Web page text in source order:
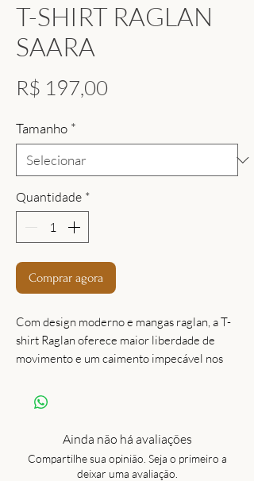
T-SHIRT RAGLAN
SAARA
R$ 197,00
Tamanho *
Quantidade *
Comprar agora
Com design moderno e mangas raglan, a T-
shirt Raglan oferece maior liberdade de
movimento e um caimento impecável nos
toque macio e excelente respirabilidade,
garante conforto mesmo nas atividades mais
intensas. Ideal para quem busca uma T-shirt
funcional com visual esportivo e
acabamento de alta qualidade. - Mangas
Ainda não há avaliações
Compartilhe sua opinião. Seja o primeiro a
deixar uma avaliação.